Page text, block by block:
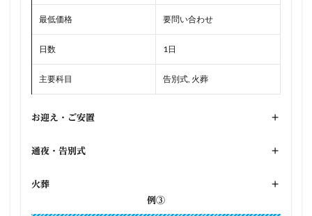
最低価格 要問い合わせ
日数 1日
主要科目 告別式, 火葬
お迎え・ご安置 +
通夜・告別式 +
火葬
+
例③